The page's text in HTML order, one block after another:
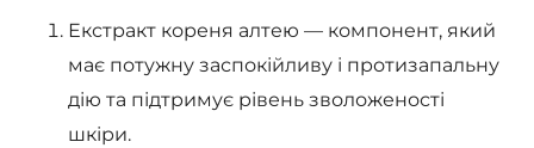
Екстракт кореня алтею — компонент, який
має потужну заспокійливу і протизапальну
дію та підтримує рівень зволоженості
шкіри.